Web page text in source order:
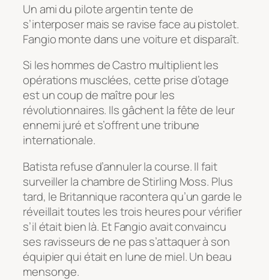
Un ami du pilote argentin tente de
s’interposer mais se ravise face au pistolet.
Fangio monte dans une voiture et disparaît.
Si les hommes de Castro multiplient les
opérations musclées, cette prise d’otage
est un coup de maître pour les
révolutionnaires. Ils gâchent la fête de leur
ennemi juré et s’offrent une tribune
internationale.
Batista refuse d’annuler la course. Il fait
surveiller la chambre de Stirling Moss. Plus
tard, le Britannique racontera qu’un garde le
réveillait toutes les trois heures pour vérifier
s’il était bien là. Et Fangio avait convaincu
ses ravisseurs de ne pas s’attaquer à son
équipier qui était en lune de miel. Un beau
mensonge.